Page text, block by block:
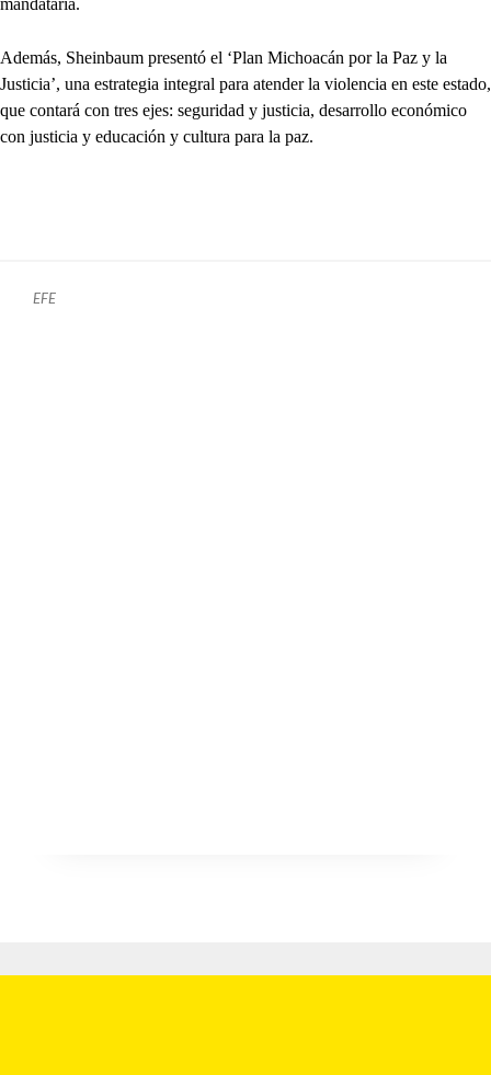
mandataria.
Además, Sheinbaum presentó el ‘Plan Michoacán por la Paz y la
Justicia’, una estrategia integral para atender la violencia en este estado,
que contará con tres ejes: seguridad y justicia, desarrollo económico
con justicia y educación y cultura para la paz.
EFE